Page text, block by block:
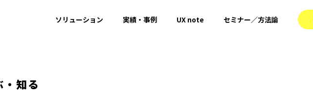
ソリューション 実績・事例 UX note セミナー／方法論
・知る